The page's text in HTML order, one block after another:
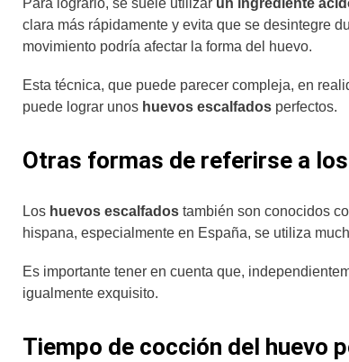
clara más rápidamente y evita que se desintegre
movimiento podría afectar la forma del huevo.
Esta técnica, que puede parecer compleja, en
puede lograr unos huevos escalfados perfectos.
Otras formas de referirse a
Los huevos escalfados también son conocidos
hispana, especialmente en España, se utiliza
Es importante tener en cuenta que,
igualmente exquisito.
Tiempo de cocción del huevo